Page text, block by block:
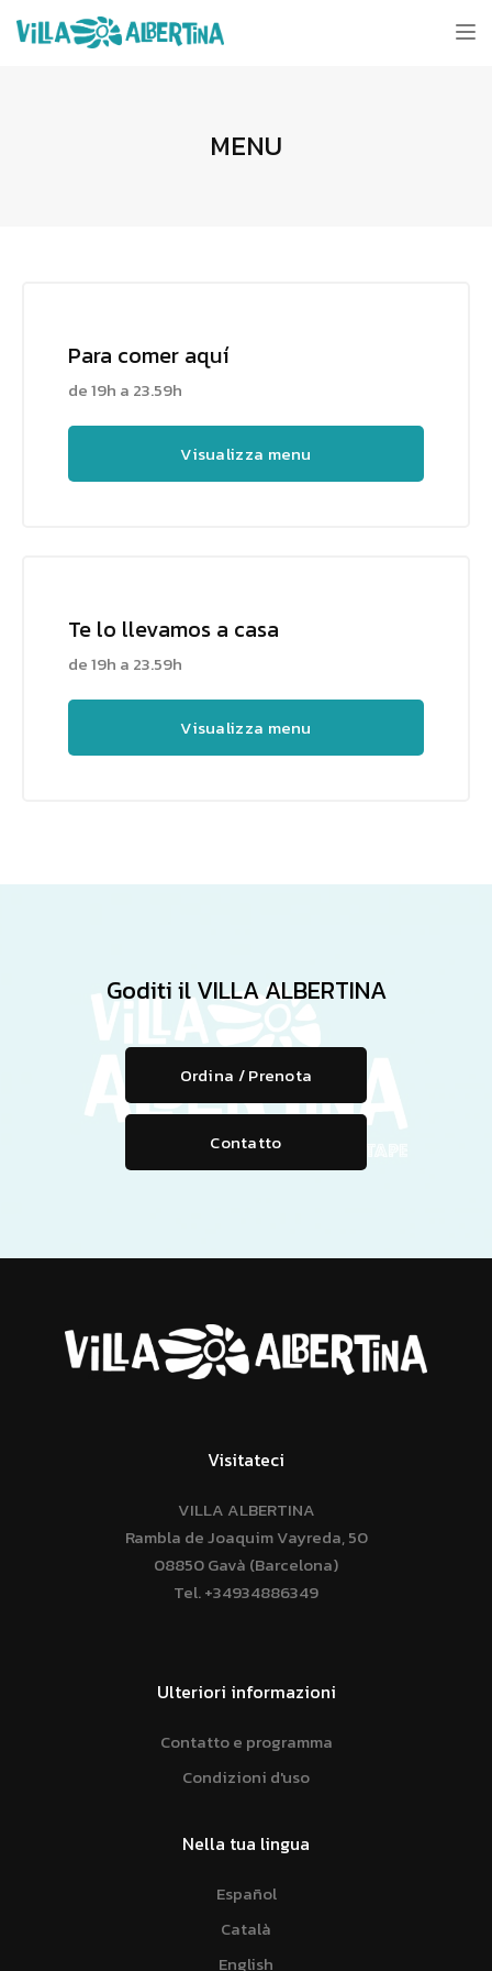
MENU
Para comer aquí
de 19h a 23.59h
Visualizza menu
Te lo llevamos a casa
de 19h a 23.59h
Visualizza menu
Goditi il VILLA ALBERTINA
Ordina / Prenota
Contatto
Visitateci
VILLA ALBERTINA
Rambla de Joaquim Vayreda, 50
08850 Gavà (Barcelona)
Tel.+34934886349
Ulteriori informazioni
Contatto e programma
Condizioni d'uso
Nella tua lingua
Español
Català
English